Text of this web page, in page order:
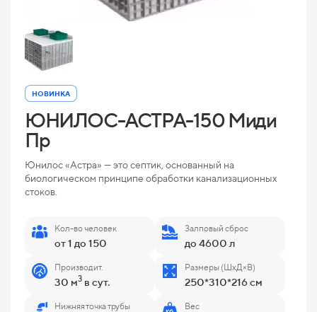
НОВИНКА
ЮНИЛОС-АСТРА-150 Миди
Пр
Юнилос «Астра» — это септик, основанный на
биологическом принципе обработки канализационных
стоков.
Кол-во человек
от 1 до 150
Залповый сброс
до 4600 л
Производит.
30 м3 в сут.
Размеры (ШхД×В)
250*310*216 см
Нижняя точка трубы Вес